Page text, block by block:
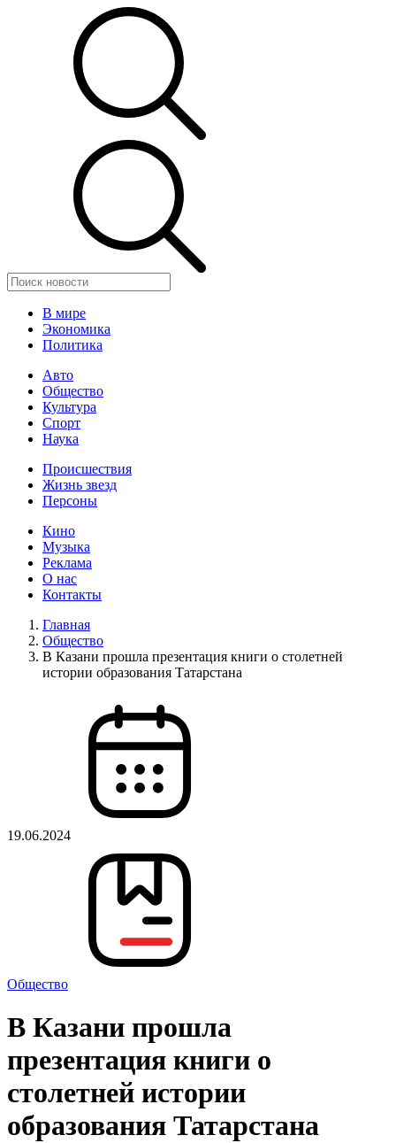
В мире
Экономика
Политика
Авто
Общество
Культура
Спорт
Наука
Происшествия
Жизнь звезд
Персоны
Кино
Музыка
Реклама
О нас
Контакты
Главная
Общество
В Казани прошла презентация книги о столетней
истории образования Татарстана
19.06.2024
Общество
В Казани прошла
презентация книги о
столетней истории
образования Татарстана